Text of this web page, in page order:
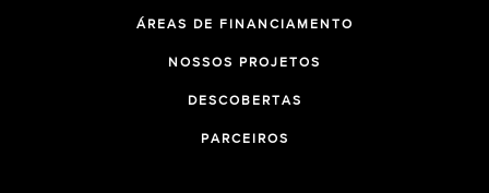
ÁREAS DE FINANCIAMENTO
NOSSOS PROJETOS
DESCOBERTAS
PARCEIROS